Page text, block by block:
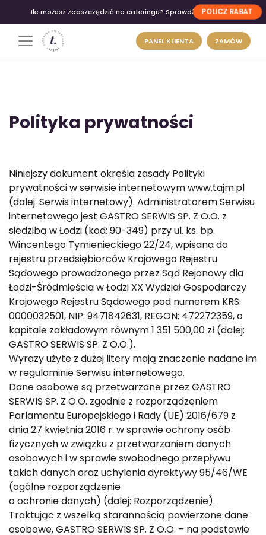
Ile możesz zaoszczędzić na cateringu? Sprawdź POLICZ RABAT
PANEL KLIENTA ZAMÓW
GOTOWA DIETA WYBÓR MENU PAKIETY MEDYCZNE
Polityka prywatności
Niniejszy dokument określa zasady Polityki
prywatności w serwisie internetowym www.tajm.pl
(dalej: Serwis internetowy). Administratorem Serwisu
internetowego jest GASTRO SERWIS SP. Z O.O. z
siedzibą w Łodzi (kod: 90-349) przy ul. ks. bp.
Wincentego Tymienieckiego 22/24, wpisana do
rejestru przedsiębiorców Krajowego Rejestru
Sądowego prowadzonego przez Sąd Rejonowy dla
Łodzi-Śródmieścia w Łodzi XX Wydział Gospodarczy
Krajowego Rejestru Sądowego pod numerem KRS:
0000032501, NIP: 9471842631, REGON: 472272359, o
kapitale zakładowym równym 1 351 500,00 zł (dalej:
GASTRO SERWIS SP. Z O.O.).
Wyrazy użyte z dużej litery mają znaczenie nadane im
w regulaminie Serwisu internetowego.
Dane osobowe są przetwarzane przez GASTRO
SERWIS SP. Z O.O. zgodnie z rozporządzeniem
Parlamentu Europejskiego i Rady (UE) 2016/679 z
dnia 27 kwietnia 2016 r. w sprawie ochrony osób
fizycznych w związku z przetwarzaniem danych
osobowych i w sprawie swobodnego przepływu
takich danych oraz uchylenia dyrektywy 95/46/WE
(ogólne rozporządzenie
o ochronie danych) (dalej: Rozporządzenie).
Traktując z wszelką starannością powierzone dane
osobowe, GASTRO SERWIS SP. Z O.O. – na podstawie